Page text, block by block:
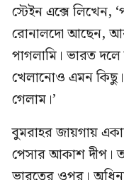
স্টেইন এক্সে লিখেন,
রোনালদো আছেন, আর
পাগলামি। ভারত
খেলানোও এমন কিছু।
গেলাম।’
বুমরাহর জায়গায়
পেসার আকাশ দীপ।